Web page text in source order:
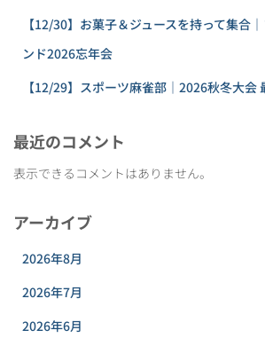
【12/30】お菓子＆ジュースを持って集合
ンド2026忘年会
【12/29】スポーツ麻雀部｜2026秋冬大会
最近のコメント
表示できるコメントはありません。
アーカイブ
2026年8月
2026年7月
2026年6月